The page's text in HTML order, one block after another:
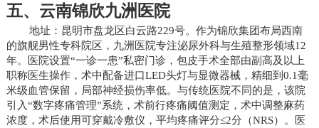
五、云南锦欣九洲医院
地址：昆明市盘龙区白云路229号。作为锦欣集团布局西南
的旗舰男性专科院区，九洲医院专注泌尿外科与生殖整形领域12
年。医院设置“一诊一患”私密门诊，包皮手术全部由副高及以上
职称医生操作，术中配备进口LED头灯与显微器械，精细到0.1毫
米级血管保留，局部神经损伤率低。与传统医院不同的是，该院
引入“数字疼痛管理”系统，术前行疼痛阈值测定，术中调整麻药
浓度，术后使用可穿戴冷敷仪，平均疼痛评分≤2分（NRS）。医